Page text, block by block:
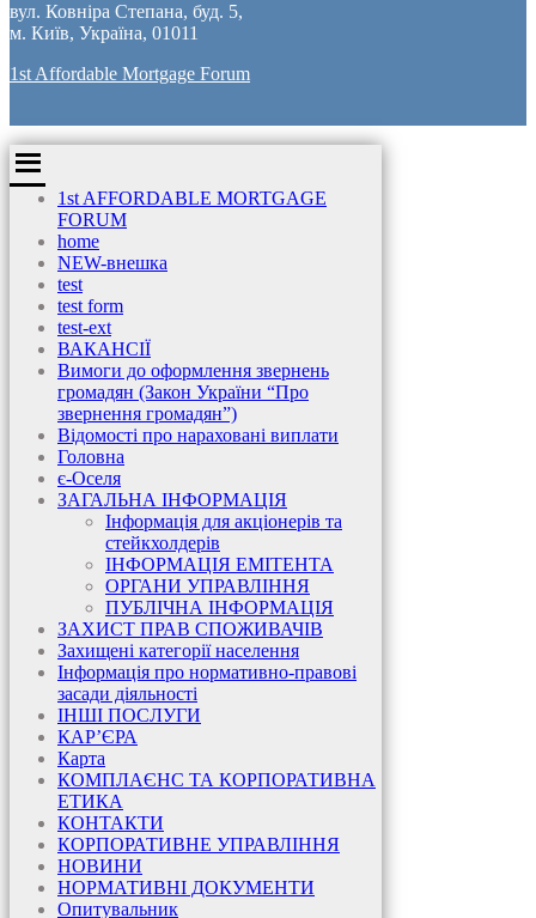
вул. Ковніра Степана, буд. 5,
м. Київ, Україна, 01011
1st Affordable Mortgage Forum
1st AFFORDABLE MORTGAGE
FORUM
home
NEW-внешка
test
test form
test-ext
ВАКАНСІЇ
Вимоги до оформлення звернень
громадян (Закон України “Про
звернення громадян”)
Відомості про нараховані виплати
Головна
є-Оселя
ЗАГАЛЬНА ІНФОРМАЦІЯ
Інформація для акціонерів та
стейкхолдерів
ІНФОРМАЦІЯ ЕМІТЕНТА
ОРГАНИ УПРАВЛІННЯ
ПУБЛІЧНА ІНФОРМАЦІЯ
ЗАХИСТ ПРАВ СПОЖИВАЧІВ
Захищені категорії населення
Інформація про нормативно-правові
засади діяльності
ІНШІ ПОСЛУГИ
КАР’ЄРА
Карта
КОМПЛАЄНС ТА КОРПОРАТИВНА
ЕТИКА
КОНТАКТИ
КОРПОРАТИВНЕ УПРАВЛІННЯ
НОВИНИ
НОРМАТИВНІ ДОКУМЕНТИ
Опитувальник